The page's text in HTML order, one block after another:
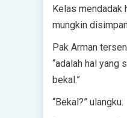
Kelas mendadak
mungkin
Pak Arman
“adalah hal yang
bekal.”
“Bekal?” ulangku.